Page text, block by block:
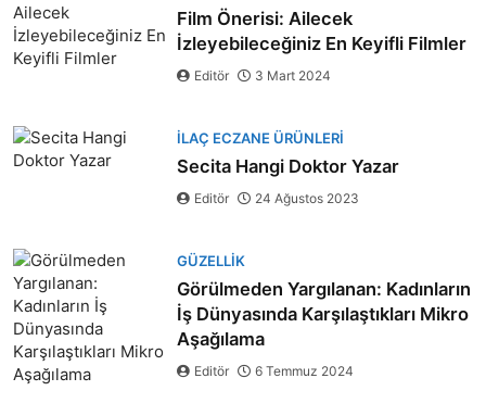
Film Önerisi: Ailecek
İzleyebileceğiniz En Keyifli Filmler
Editör 3 Mart 2024
İLAÇ ECZANE ÜRÜNLERI
Secita Hangi Doktor Yazar
Editör 24 Ağustos 2023
GÜZELLIK
Görülmeden Yargılanan: Kadınların
İş Dünyasında Karşılaştıkları Mikro
Aşağılama
Editör 6 Temmuz 2024